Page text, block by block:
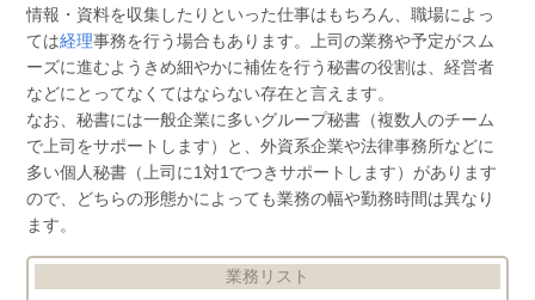
情報・資料を収集したりといった仕事はもちろん、職場によっ
ては経理事務を行う場合もあります。上司の業務や予定がスム
ーズに進むようきめ細やかに補佐を行う秘書の役割は、経営者
などにとってなくてはならない存在と言えます。
なお、秘書には一般企業に多いグループ秘書（複数人のチーム
で上司をサポートします）と、外資系企業や法律事務所などに
多い個人秘書（上司に1対1でつきサポートします）があります
ので、どちらの形態かによっても業務の幅や勤務時間は異なり
ます。
業務リスト